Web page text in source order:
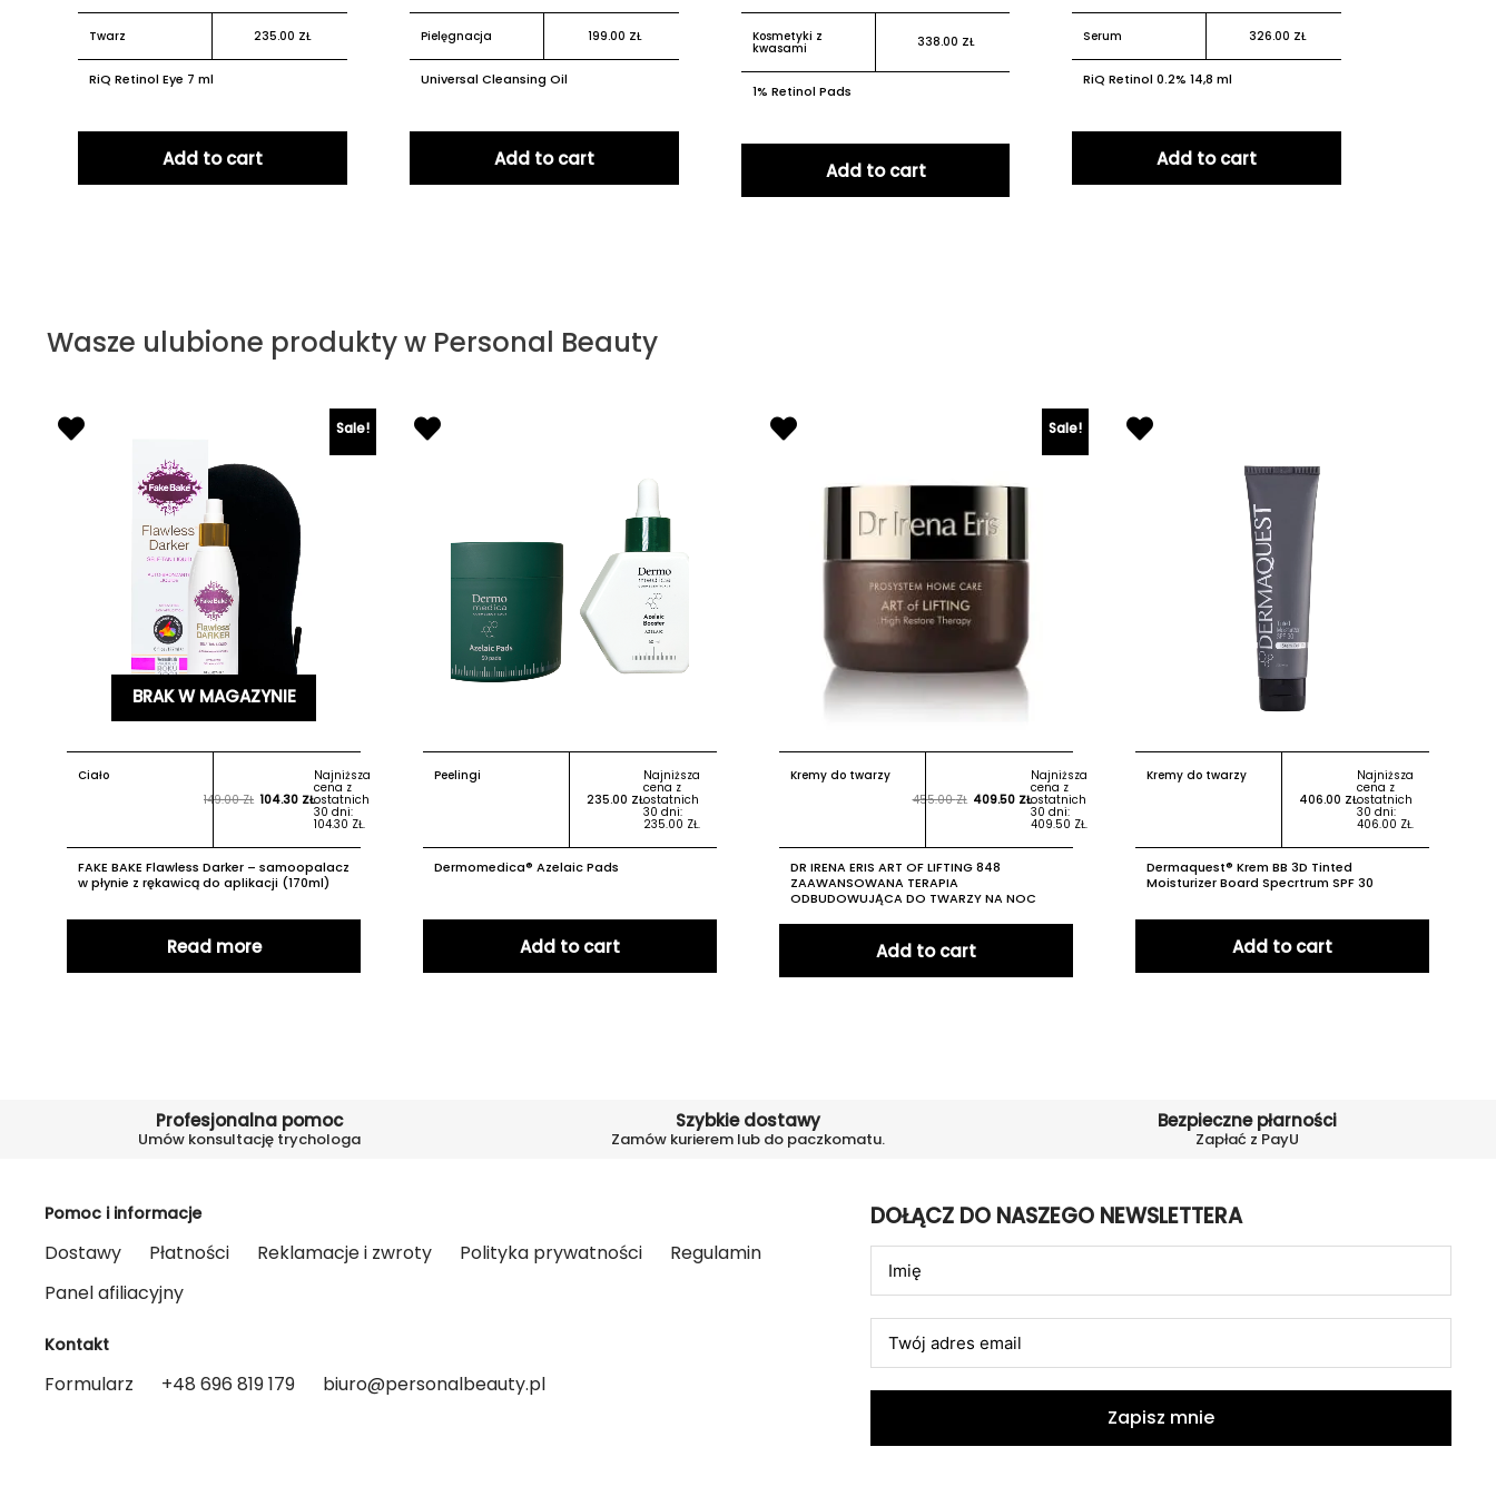
Twarz 235.00 ZŁ
RiQ Retinol Eye 7 ml
Add to cart
Pielęgnacja 199.00 ZŁ
Universal Cleansing Oil
Add to cart
Kosmetyki z
kwasami 338.00 ZŁ
1% Retinol Pads
Add to cart
Serum 326.00 ZŁ
RiQ Retinol 0.2% 14,8 ml
Add to cart
Wasze ulubione produkty w Personal Beauty
Sale!
BRAK W MAGAZYNIE
Ciało
149.00ZŁ 104.30 ZŁ
Najniższa
cena z
ostatnich
30 dni:
104.30 ZŁ.
FAKE BAKE Flawless Darker – samoopalacz
w płynie z rękawicą do aplikacji (170ml)
Read more
Peelingi
235.00 ZŁ
Najniższa
cena z
ostatnich
30 dni:
235.00 ZŁ.
Dermomedica® Azelaic Pads
Add to cart
Sale!
Kremy do twarzy
455.00ZŁ 409.50 ZŁ
Najniższa
cena z
ostatnich
30 dni:
409.50 ZŁ.
DR IRENA ERIS ART OF LIFTING 848
ZAAWANSOWANA TERAPIA
ODBUDOWUJĄCA DO TWARZY NA NOC
Add to cart
Kremy do twarzy
406.00 ZŁ
Najniższa
cena z
ostatnich
30 dni:
406.00 ZŁ.
Dermaquest® Krem BB 3D Tinted
Moisturizer Board Specrtrum SPF 30
Add to cart
Profesjonalna pomoc
Umów konsultację trychologa
Szybkie dostawy
Zamów kurierem lub do paczkomatu.
Bezpieczne płarności
Zapłać z PayU
Pomoc i informacje
Dostawy Płatności Reklamacje i zwroty Polityka prywatności
Regulamin
Panel afiliacyjny
Kontakt
Formularz +48 696 819 179 biuro@personalbeauty.pl
DOŁĄCZ DO NASZEGO NEWSLETTERA
Zapisz mnie